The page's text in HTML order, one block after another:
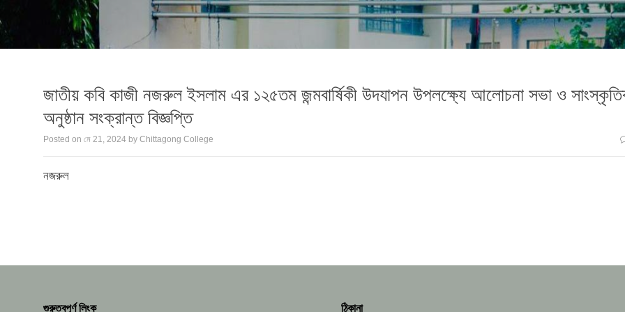
জাতীয় কবি কাজী নজরুল ইসলাম এর ১২৫তম জন্মবার্ষিকী উদযাপন উপলক্ষ্যে আলোচনা সভা ও
অনুষ্ঠান সংক্রান্ত বিজ্ঞপ্তি
Posted on মে 21, 2024 by Chittagong College
নজরুল
গুরুত্বপূর্ণ লিংক ঠিকানা